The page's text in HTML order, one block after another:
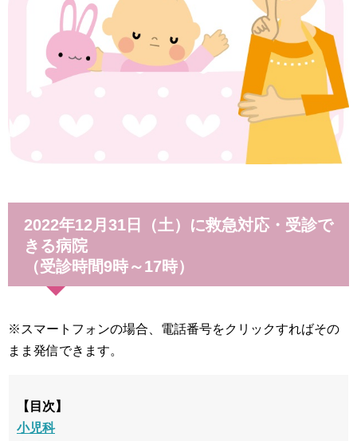
2022年12月31日（土）に救急対応・受診で
きる病院
（受診時間9時～17時）
※スマートフォンの場合、電話番号をクリックすればその
まま発信できます。
【目次】
小児科